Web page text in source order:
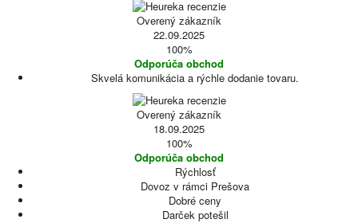
Overený zákazník
22.09.2025
100%
Odporúča obchod
Skvelá komunikácia a rýchle dodanie tovaru.
Overený zákazník
18.09.2025
100%
Odporúča obchod
Rýchlosť
Dovoz v rámci Prešova
Dobré ceny
Darček potešil